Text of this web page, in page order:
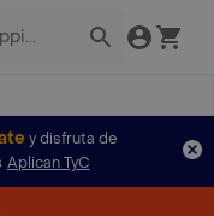
y disfruta de
Aplican TyC